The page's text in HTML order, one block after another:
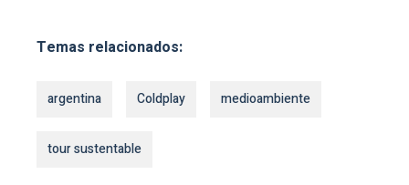
Temas relacionados:
argentina Coldplay medioambiente
tour sustentable